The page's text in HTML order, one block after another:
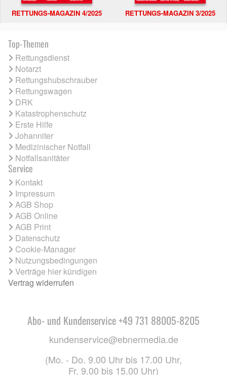
RETTUNGS-MAGAZIN 4/2025 RETTUNGS-MAGAZIN 3/2025
Top-Themen
Rettungsdienst
Notarzt
Rettungshubschrauber
Rettungswagen
DRK
Katastrophenschutz
Erste Hilfe
Johanniter
Medizinischer Notfall
Notfallsanitäter
Service
Kontakt
Impressum
AGB Shop
AGB Online
AGB Print
Datenschutz
Cookie-Manager
Nutzungsbedingungen
Verträge hier kündigen
Vertrag widerrufen
Abo- und Kundenservice +49 731 88005-8205
kundenservice@ebnermedia.de
(Mo. - Do. 9.00 Uhr bis 17.00 Uhr,
Fr. 9.00 bis 15.00 Uhr)